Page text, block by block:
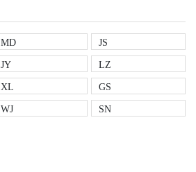
MD
JS
JY
LZ
XL
GS
WJ
SN